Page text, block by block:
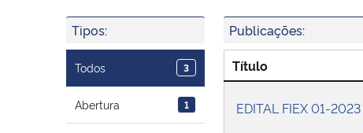
Tipos:
Todos 3
Abertura 1
Publicações:
Título
EDITAL FIEX 01-2023